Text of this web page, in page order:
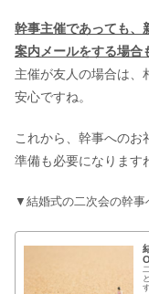
幹事主催であっても、
案内メールをする場合
主催が友人の場合は、
安心ですね。
これから、幹事へのお
準備も必要になります
▼結婚式の二次会の幹事